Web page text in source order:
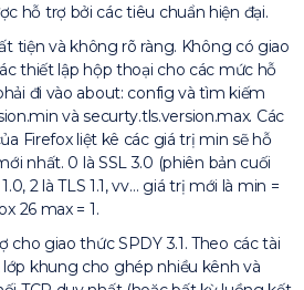
hỗ trợ bởi các tiêu chuẩn hiện đại.
tiện và không rõ ràng. Không có giao
thiết lập hộp thoại cho các mức hỗ
đi vào about: config và tìm kiếm
và securty.tls.version.max. Các
Firefox liệt kê các giá trị min sẽ hỗ
nhất. 0 là SSL 3.0 (phiên bản cuối
2 là TLS 1.1, vv… giá trị mới là min =
26 max = 1.
cho giao thức SPDY 3.1. Theo các tài
khung cho ghép nhiều kênh và